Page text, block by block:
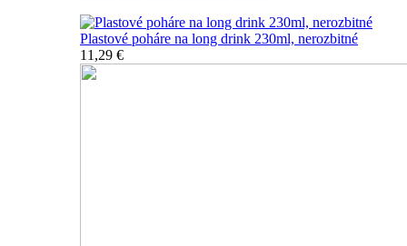
Plastové poháre na long drink 230ml, nerozbitné
11,29 €